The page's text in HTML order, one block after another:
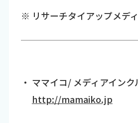
※ リサーチタイアップメデ
・ ママイコ/ メディアイン
http://mamaiko.jp